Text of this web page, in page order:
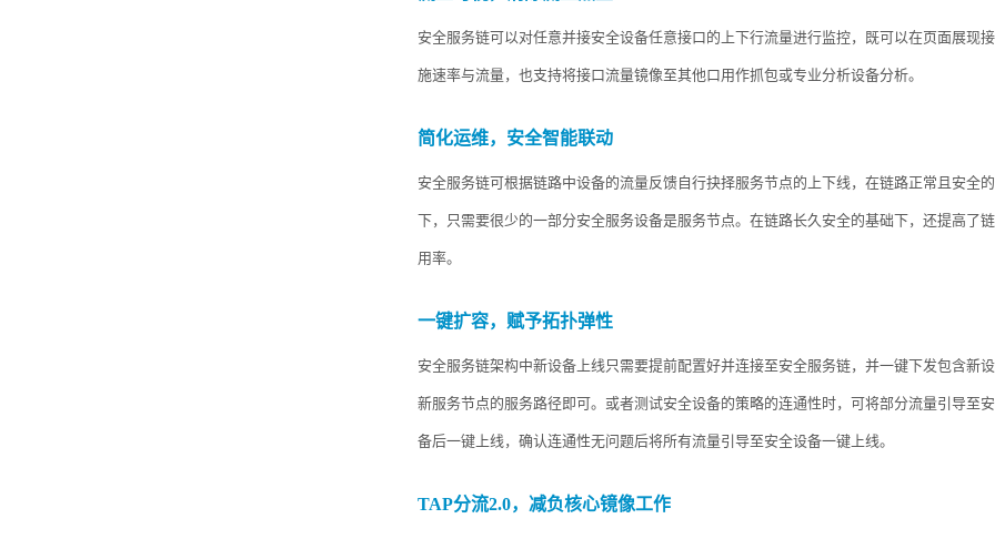
安全服务链可以对任意并接安全设备任意接口的上下行流量进行监控，既可以在页面展现
施速率与流量，也支持将接口流量镜像至其他口用作抓包或专业分析设备分析。
简化运维，安全智能联动
安全服务链可根据链路中设备的流量反馈自行抉择服务节点的上下线，在链路正常且安全
下，只需要很少的一部分安全服务设备是服务节点。在链路长久安全的基础下，还提高了链
用率。
一键扩容，赋予拓扑弹性
安全服务链架构中新设备上线只需要提前配置好并连接至安全服务链，并一键下发包含新
新服务节点的服务路径即可。或者测试安全设备的策略的连通性时，可将部分流量引导至
备后一键上线，确认连通性无问题后将所有流量引导至安全设备一键上线。
TAP分流2.0，减负核心镜像工作